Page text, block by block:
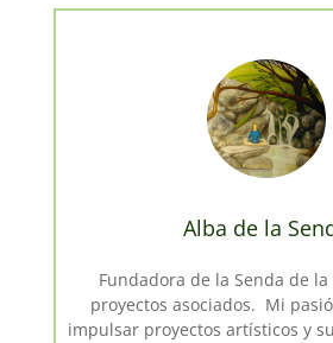
Alba de la
Fundadora de la Senda de
proyectos asociados. Mi
impulsar proyectos artísticos y